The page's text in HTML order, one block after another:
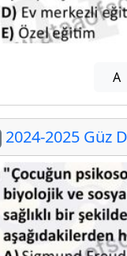
A
2024-2025 Güz